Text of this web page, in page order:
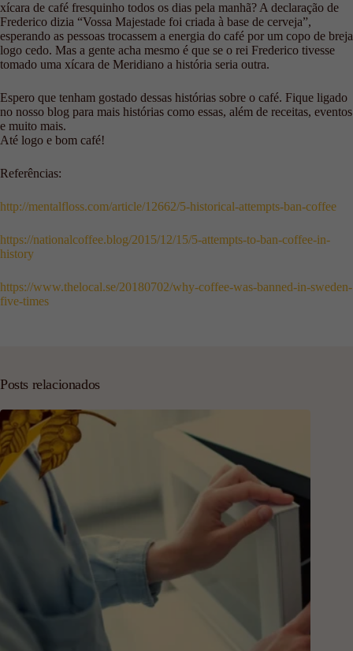
xícara de café fresquinho todos os dias pela manhã? A declaração de
Frederico dizia “Vossa Majestade foi criada à base de cerveja”,
esperando as pessoas trocassem a energia do café por um copo de breja
logo cedo. Mas a gente acha mesmo é que se o rei Frederico tivesse
tomado uma xícara de Meridiano a história seria outra.
Espero que tenham gostado dessas histórias sobre o café. Fique ligado
no nosso blog para mais histórias como essas, além de receitas, eventos
e muito mais.
Até logo e bom café!
Referências:
http://mentalfloss.com/article/12662/5-historical-attempts-ban-coffee
https://nationalcoffee.blog/2015/12/15/5-attempts-to-ban-coffee-in-
history
https://www.thelocal.se/20180702/why-coffee-was-banned-in-sweden-
five-times
Posts relacionados